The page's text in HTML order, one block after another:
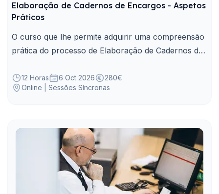
Elaboração de Cadernos de Encargos - Aspetos
Práticos
O curso que lhe permite adquirir uma compreensão
prática do processo de Elaboração de Cadernos de
12 Horas 6 Oct 2026
280€
Online | Sessões Síncronas